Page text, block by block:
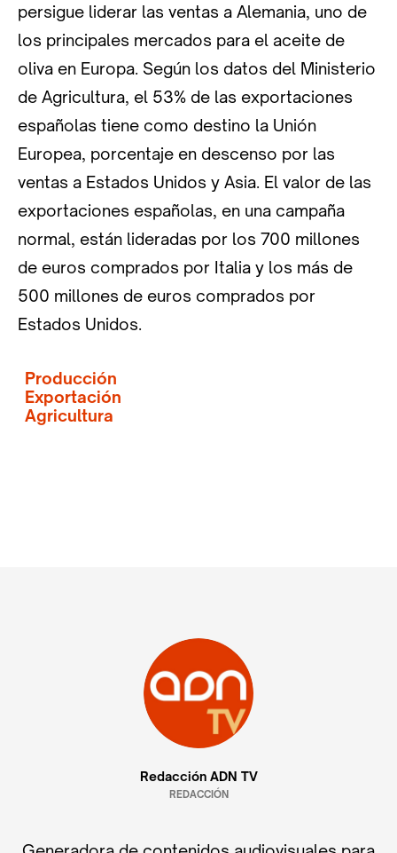
persigue liderar las ventas a Alemania, uno de
los principales mercados para el aceite de
oliva en Europa. Según los datos del Ministerio
de Agricultura, el 53% de las exportaciones
españolas tiene como destino la Unión
Europea, porcentaje en descenso por las
ventas a Estados Unidos y Asia. El valor de las
exportaciones españolas, en una campaña
normal, están lideradas por los 700 millones
de euros comprados por Italia y los más de
500 millones de euros comprados por
Estados Unidos.
Producción
Exportación
Agricultura
Redacción ADN TV
REDACCIÓN